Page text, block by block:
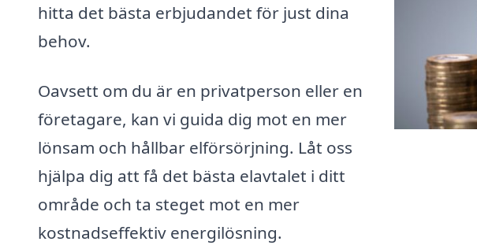
hitta det bästa erbjudandet för just dina
behov.
Oavsett om du är en privatperson eller en
företagare, kan vi guida dig mot en mer
lönsam och hållbar elförsörjning. Låt oss
hjälpa dig att få det bästa elavtalet i ditt
område och ta steget mot en mer
kostnadseffektiv energilösning.